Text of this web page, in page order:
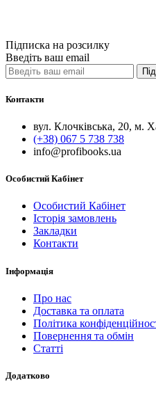
Підписка на розсилку
Введіть ваш email
Контакти
вул. Клочківська, 20, м.
(+38) 067 5 738 738
info@profibooks.ua
Особистий Кабінет
Особистий Кабінет
Історія замовлень
Закладки
Контакти
Інформація
Про нас
Доставка та оплата
Політика
Повернення та обмін
Статті
Додатково